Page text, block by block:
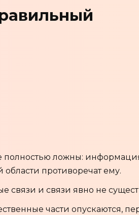
полностью ложны:
области противоречат ему.
связи и связи явно не
части опускаются,